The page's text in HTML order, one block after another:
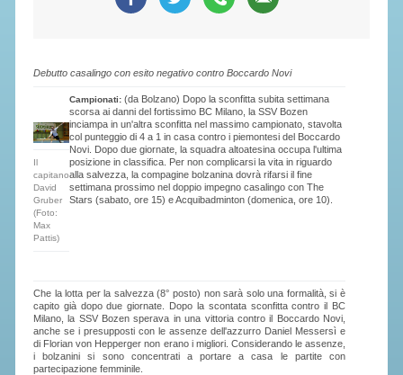
Debutto casalingo con esito negativo contro Boccardo Novi
Il
capitano
David
Gruber
(Foto:
Max
Pattis)
Campionati: (da Bolzano) Dopo la sconfitta subita settimana
scorsa ai danni del fortissimo BC Milano, la SSV Bozen
inciampa in un'altra sconfitta nel massimo campionato, stavolta
col punteggio di 4 a 1 in casa contro i piemontesi del Boccardo
Novi. Dopo due giornate, la squadra altoatesina occupa l'ultima
posizione in classifica. Per non complicarsi la vita in riguardo
alla salvezza, la compagine bolzanina dovrà rifarsi il fine
settimana prossimo nel doppio impegno casalingo con The
Stars (sabato, ore 15) e Acquibadminton (domenica, ore 10).
Che la lotta per la salvezza (8° posto) non sarà solo una formalità, si è
capito già dopo due giornate. Dopo la scontata sconfitta contro il BC
Milano, la SSV Bozen sperava in una vittoria contro il Boccardo Novi,
anche se i presupposti con le assenze dell'azzurro Daniel Messersì e
di Florian von Hepperger non erano i migliori. Considerando le assenze,
i bolzanini si sono concentrati a portare a casa le partite con
partecipazione femminile.
SEGRETERIA FEDERALE
AVVISI E BANDI
CIRCOLARI
RESPONSABILITÀ SOCIALE
SAFEGUARDING
RICHIESTA PATROCINIO
REGOLAMENTI
PROVVEDIMENTI
ORGANI DI GIUSTIZIA FEDERALE